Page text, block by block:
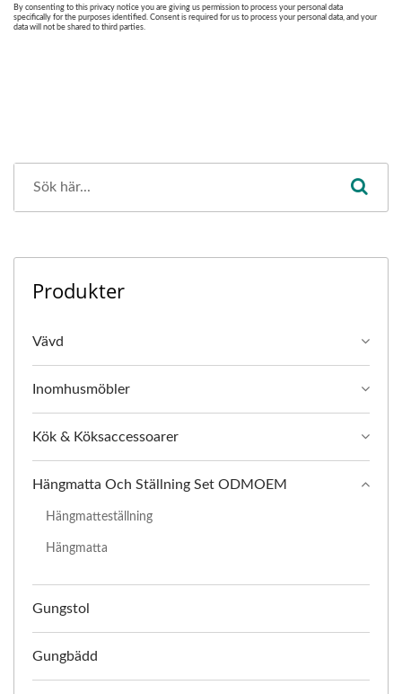
Produkter
Vävd
Inomhusmöbler
Kök & Köksaccessoarer
Hängmatta Och Ställning Set ODMOEM
Hängmatteställning
Hängmatta
Gungstol
Gungbädd